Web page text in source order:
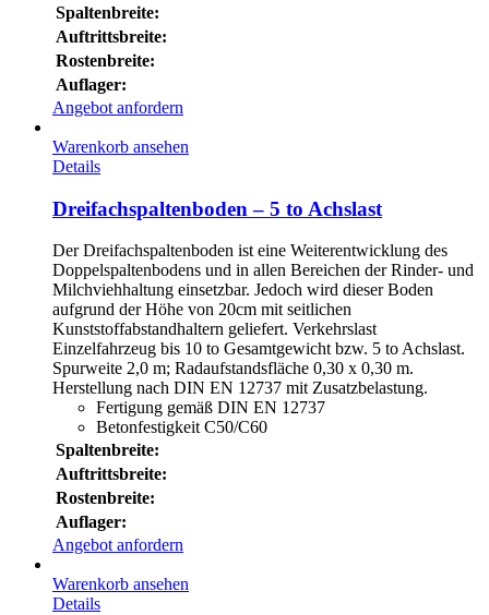
Spaltenbreite:
Auftrittsbreite:
Rostenbreite:
Auflager:
Angebot anfordern
Warenkorb ansehen
Details
Dreifachspaltenboden – 5 to Achslast
Der Dreifachspaltenboden ist eine Weiterentwicklung des
Doppelspaltenbodens und in allen Bereichen der Rinder- und
Milchviehhaltung einsetzbar. Jedoch wird dieser Boden
aufgrund der Höhe von 20cm mit seitlichen
Kunststoffabstandhaltern geliefert. Verkehrslast
Einzelfahrzeug bis 10 to Gesamtgewicht bzw. 5 to Achslast.
Spurweite 2,0 m; Radaufstandsfläche 0,30 x 0,30 m.
Herstellung nach DIN EN 12737 mit Zusatzbelastung.
Fertigung gemäß DIN EN 12737
Betonfestigkeit C50/C60
Spaltenbreite:
Auftrittsbreite:
Rostenbreite:
Auflager:
Angebot anfordern
Warenkorb ansehen
Details